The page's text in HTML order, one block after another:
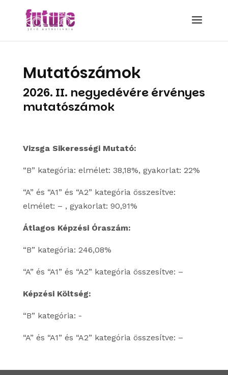
Mutatószámok
2026. II. negyedévére érvényes
mutatószámok
Vizsga Sikerességi Mutató:
“B” kategória: elmélet: 38,18%, gyakorlat: 22%
“A” és “A1” és “A2” kategória összesítve:
elmélet: – , gyakorlat: 90,91%
Átlagos Képzési Óraszám:
“B” kategória: 246,08%
“A” és “A1” és “A2” kategória összesítve: –
Képzési Költség:
“B” kategória: -
“A” és “A1” és “A2” kategória összesítve: –